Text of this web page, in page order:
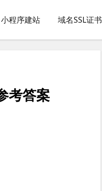
小程序建站 域名SSL证书
考答案